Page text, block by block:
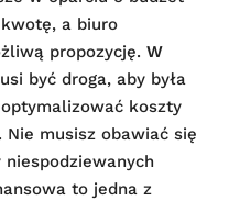
a biuro
propozycję. W
być droga, aby była
koszty
Nie musisz obawiać się
niespodziewanych
to jedna z